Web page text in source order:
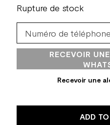
Rupture de stock
RECEVOIR
Recevoir une
ADD